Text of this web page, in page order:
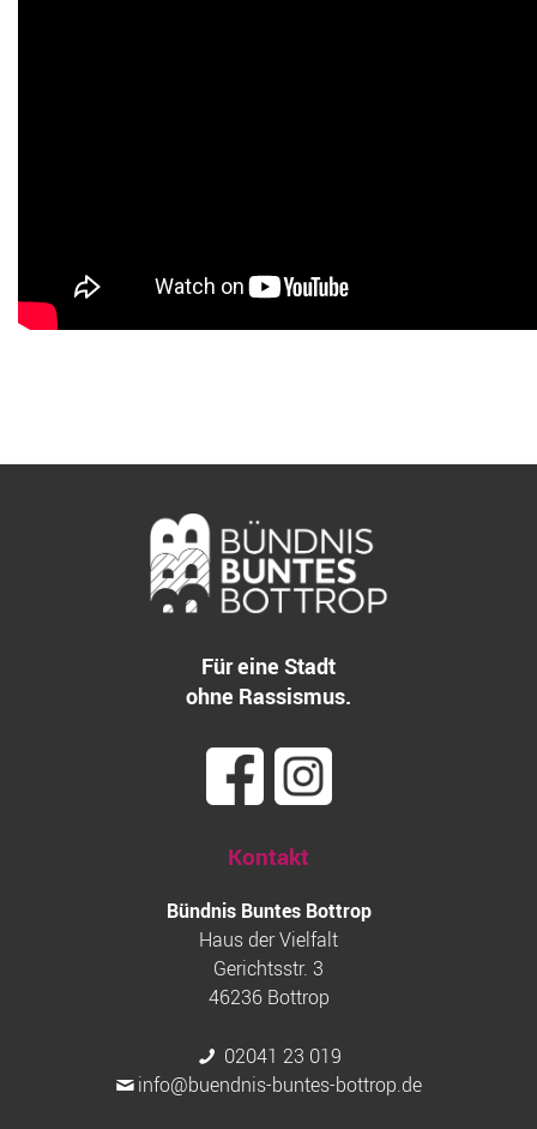
Für eine Stadt
ohne Rassismus.
Kontakt
Bündnis Buntes Bottrop
Haus der Vielfalt
Gerichtsstr. 3
46236 Bottrop
02041 23 019
info@buendnis-buntes-bottrop.de